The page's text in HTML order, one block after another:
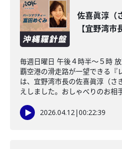
佐喜眞淳（
【宜野湾市
毎週日曜日 午後４時半～５時
覇空港の滑走路が一望できる『
は、宜野湾市長の佐喜眞淳（さ
えしました。おしゃべりのお相
2026.04.12|00:22:39